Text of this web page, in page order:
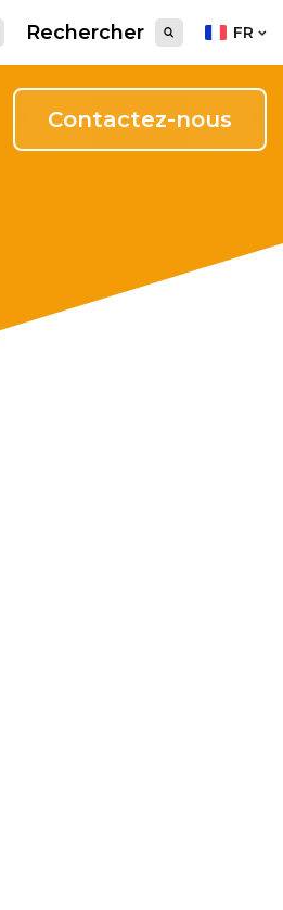
Rechercher FR
Contactez-nous